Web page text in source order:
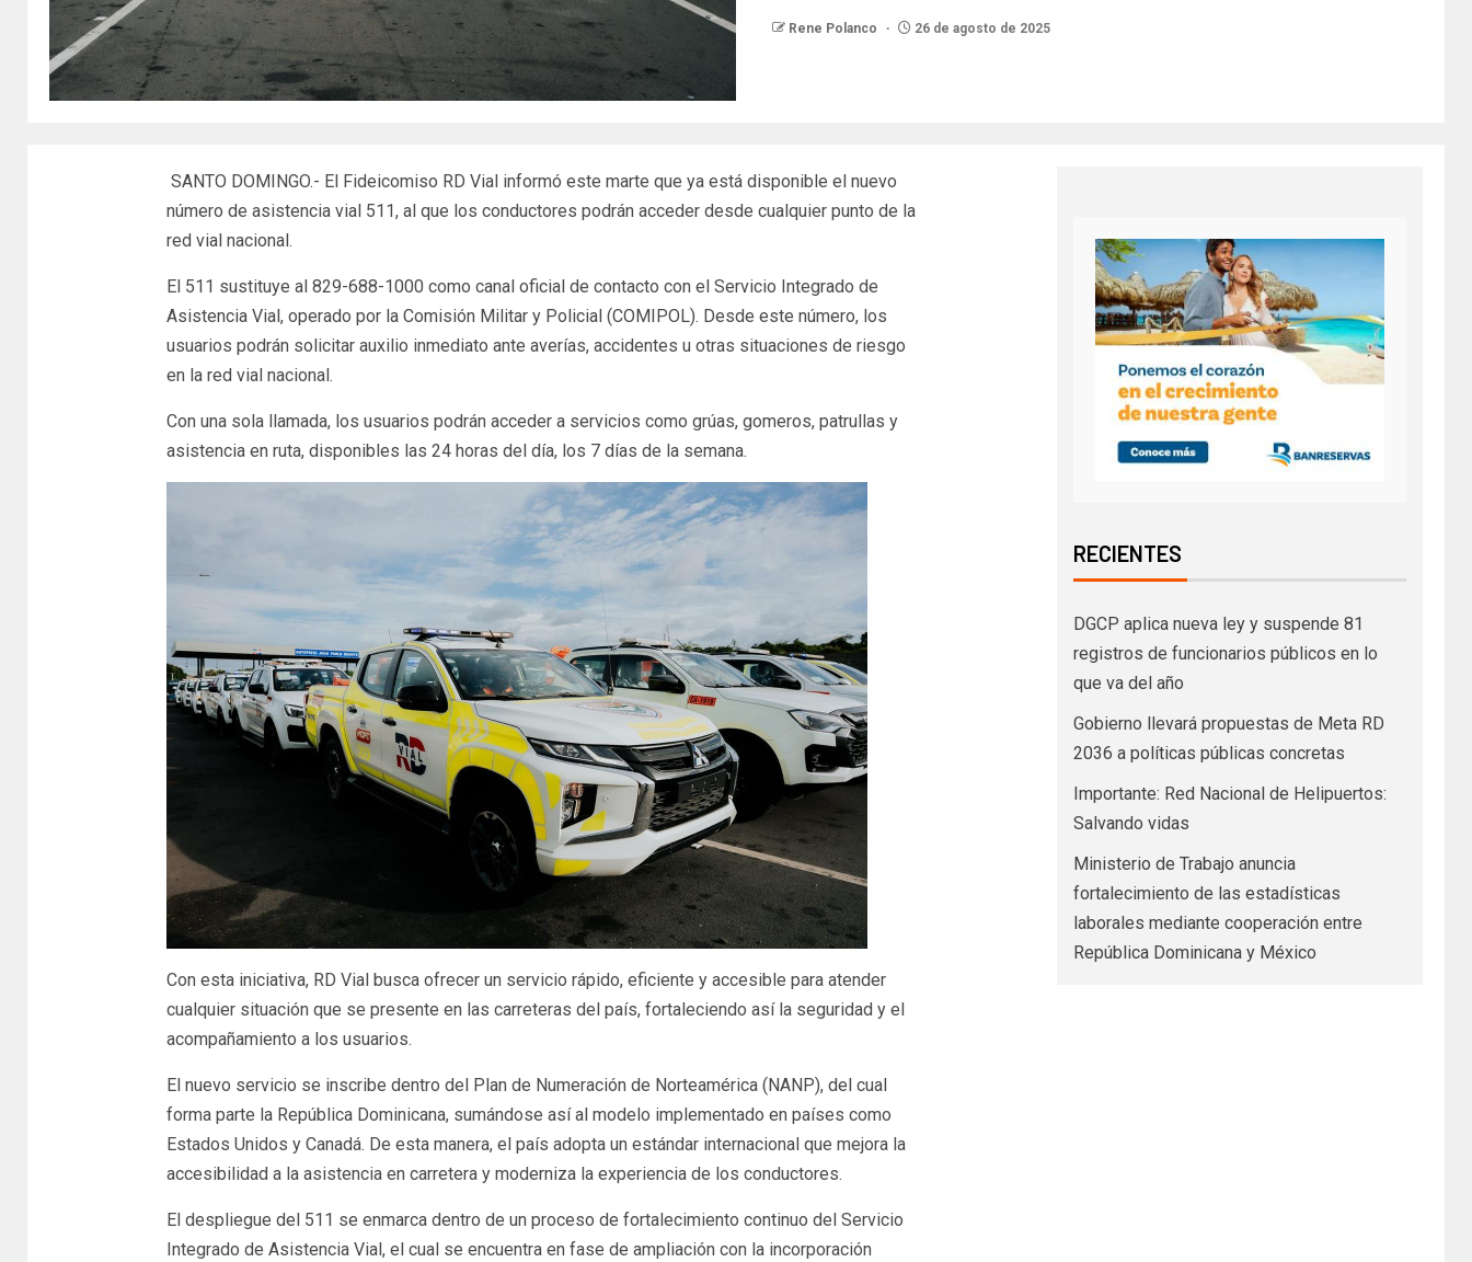
Rene Polanco 26 de agosto de 2025
SANTO DOMINGO.- El Fideicomiso RD Vial informó este marte que ya está disponible el nuevo
número de asistencia vial 511, al que los conductores podrán acceder desde cualquier punto de la
red vial nacional.
El 511 sustituye al 829-688-1000 como canal oficial de contacto con el Servicio Integrado de
Asistencia Vial, operado por la Comisión Militar y Policial (COMIPOL). Desde este número, los
usuarios podrán solicitar auxilio inmediato ante averías, accidentes u otras situaciones de riesgo
en la red vial nacional.
Con una sola llamada, los usuarios podrán acceder a servicios como grúas, gomeros, patrullas y
asistencia en ruta, disponibles las 24 horas del día, los 7 días de la semana.
Con esta iniciativa, RD Vial busca ofrecer un servicio rápido, eficiente y accesible para atender
cualquier situación que se presente en las carreteras del país, fortaleciendo así la seguridad y el
acompañamiento a los usuarios.
El nuevo servicio se inscribe dentro del Plan de Numeración de Norteamérica (NANP), del cual
forma parte la República Dominicana, sumándose así al modelo implementado en países como
Estados Unidos y Canadá. De esta manera, el país adopta un estándar internacional que mejora la
accesibilidad a la asistencia en carretera y moderniza la experiencia de los conductores.
El despliegue del 511 se enmarca dentro de un proceso de fortalecimiento continuo del Servicio
Integrado de Asistencia Vial, el cual se encuentra en fase de ampliación con la incorporación
RECIENTES
DGCP aplica nueva ley y suspende 81
registros de funcionarios públicos en lo
que va del año
Gobierno llevará propuestas de Meta RD
2036 a políticas públicas concretas
Importante: Red Nacional de Helipuertos:
Salvando vidas
Ministerio de Trabajo anuncia
fortalecimiento de las estadísticas
laborales mediante cooperación entre
República Dominicana y México